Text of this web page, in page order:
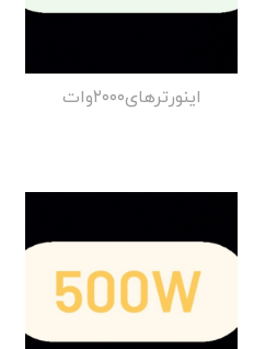
اینورترهای۲۰۰۰وات